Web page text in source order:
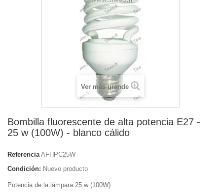
Ver más grande
Bombilla fluorescente de alta potencia E27 -
25 w (100W) - blanco cálido
Referencia AFHPC25W
Condición: Nuevo producto
Potencia de la lámpara 25 w (100W)